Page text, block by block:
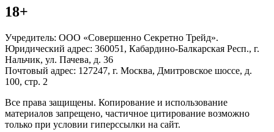
18+
Учредитель: ООО «Совершенно Секретно Трейд».
Юридический адрес: 360051, Кабардино-Балкарская Респ., г.
Нальчик, ул. Пачева, д. 36
Почтовый адрес: 127247, г. Москва, Дмитровское шоссе, д.
100, стр. 2
Все права защищены. Копирование и использование
материалов запрещено, частичное цитирование возможно
только при условии гиперссылки на сайт.